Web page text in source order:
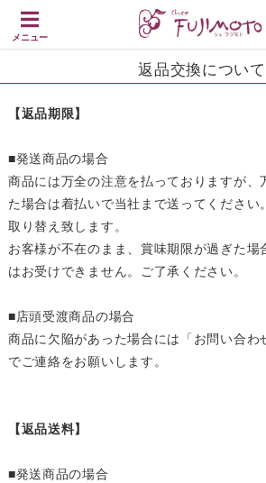
メニュー
返品交換について
【返品期限】
■発送商品の場合
商品には万全の注意を払っておりますが、
た場合は着払いで当社まで送ってください
取り替え致します。
お客様が不在のまま、賞味期限が過ぎた
はお受けできません。ご了承ください。
■店頭受渡商品の場合
商品に欠陥があった場合には「お問い合わ
でご連絡をお願いします。
【返品送料】
■発送商品の場合